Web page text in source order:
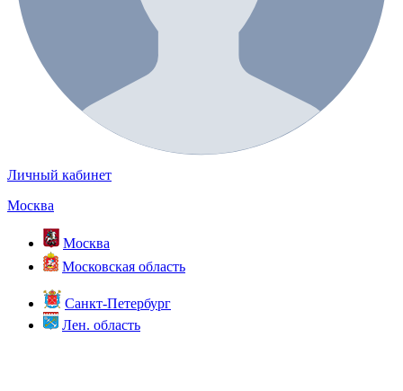
Личный кабинет
Москва
Москва
Московская область
Санкт-Петербург
Лен. область